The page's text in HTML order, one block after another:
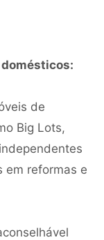
de
Big Lots,
em reformas e